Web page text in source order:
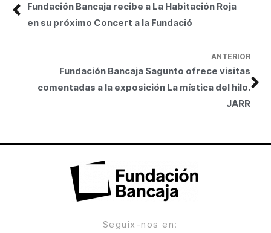
ANTERIOR
Fundación Bancaja Sagunto ofrece visitas
comentadas a la exposición La mística del hilo.
JARR
Fundación Bancaja recibe a La Habitación Roja
en su próximo Concert a la Fundació
Seguix-nos en: